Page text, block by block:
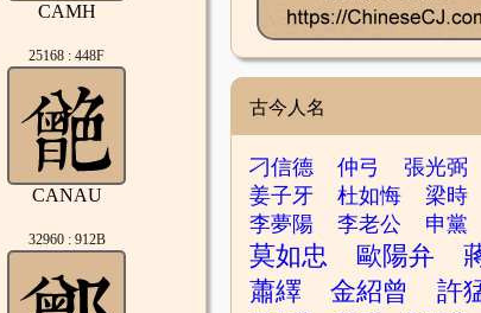
CAMH
25168 : 448F
CANAU
32960 : 912B
古今人名
刁信德 仲弓
張光弼
姜子牙
杜如悔
梁時
李夢陽
李老公 申黨
莫如忠 歐陽弁
蕭繹
金紹曾 許